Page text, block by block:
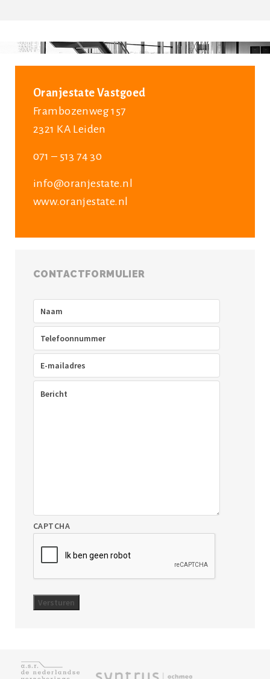
Oranjestate Vastgoed
Frambozenweg 157
2321 KA Leiden
071 – 513 74 30
info@oranjestate.nl
www.oranjestate.nl
CONTACTFORMULIER
Telefoon
mailadres(Vereist)
CAPTCHA